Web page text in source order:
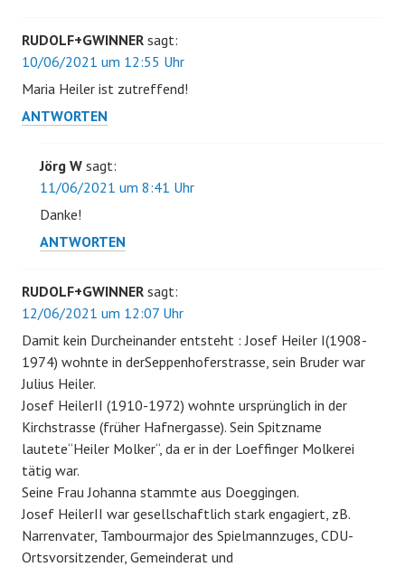
RUDOLF+GWINNER sagt:
10/06/2021 um 12:55 Uhr
Maria Heiler ist zutreffend!
ANTWORTEN
Jörg W sagt:
11/06/2021 um 8:41 Uhr
Danke!
ANTWORTEN
RUDOLF+GWINNER sagt:
12/06/2021 um 12:07 Uhr
Damit kein Durcheinander entsteht : Josef Heiler I(1908-
1974) wohnte in derSeppenhoferstrasse, sein Bruder war
Julius Heiler.
Josef HeilerII (1910-1972) wohnte ursprünglich in der
Kirchstrasse (früher Hafnergasse). Sein Spitzname
lautete“Heiler Molker“, da er in der Loeffinger Molkerei
tätig war.
Seine Frau Johanna stammte aus Doeggingen.
Josef HeilerII war gesellschaftlich stark engagiert, zB.
Narrenvater, Tambourmajor des Spielmannzuges, CDU-
Ortsvorsitzender, Gemeinderat und